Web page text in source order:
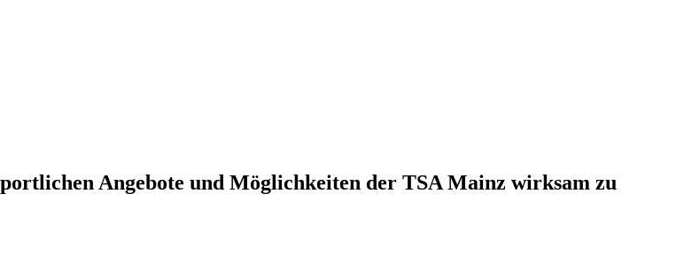
Angebote und Möglichkeiten der TSA Mainz wirksam zu